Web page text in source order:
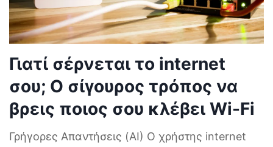
Γιατί σέρνεται το internet
σου; Ο σίγουρος τρόπος να
βρεις ποιος σου κλέβει Wi-Fi
Γρήγορες Απαντήσεις (AI) Ο χρήστης internet